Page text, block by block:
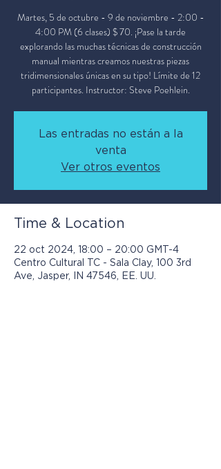
Martes, 5 de octubre - 9 de noviembre - 2:00 -
4:00 PM (6 clases) $ 70. ¡Pase la tarde
explorando las muchas técnicas de construcción
manual mientras creamos nuestras piezas
tridimensionales únicas en su tipo! Límite de 12
participantes. Instructor: Steve Poehlein.
Las entradas no están a la
venta
Ver otros eventos
Time & Location
22 oct 2024, 18:00 – 20:00 GMT-4
Centro Cultural TC - Sala Clay, 100 3rd
Ave, Jasper, IN 47546, EE. UU.